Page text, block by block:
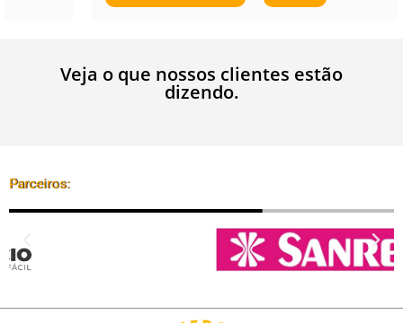
Veja o que nossos clientes estão
dizendo.
Parceiros: